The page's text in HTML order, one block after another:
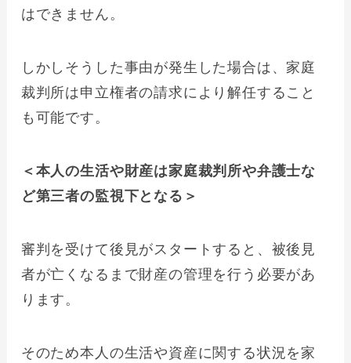
はできません。
しかしそうした事由が発生した場合は、家庭
裁判所は申立権者の請求により解任すること
も可能です。
＜本人の生活や財産は家庭裁判所や弁護士な
ど第三者の監視下となる＞
審判を受けて後見がスタートすると、被後見
者が亡くなるまで財産の管理を行う必要があ
ります。
そのため本人の生活や資産に関する状況を家